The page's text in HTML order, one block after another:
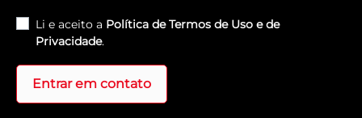
Li e aceito a Política de Termos de Uso e de
Privacidade.
Entrar em contato